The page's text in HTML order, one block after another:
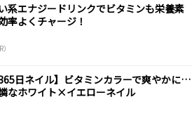
系エナジードリンクでビタミンも栄養素
率よくチャージ！
）
365日ネイル】ビタミンカラーで爽やかに…
なホワイト×イエローネイル